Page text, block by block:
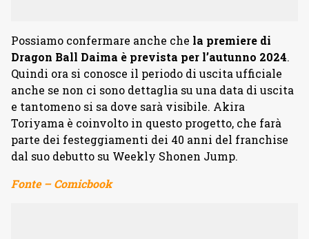
Possiamo confermare anche che la premiere di
Dragon Ball Daima è prevista per l’autunno 2024.
Quindi ora si conosce il periodo di uscita ufficiale
anche se non ci sono dettaglia su una data di uscita
e tantomeno si sa dove sarà visibile. Akira
Toriyama è coinvolto in questo progetto, che farà
parte dei festeggiamenti dei 40 anni del franchise
dal suo debutto su Weekly Shonen Jump.
Fonte – Comicbook